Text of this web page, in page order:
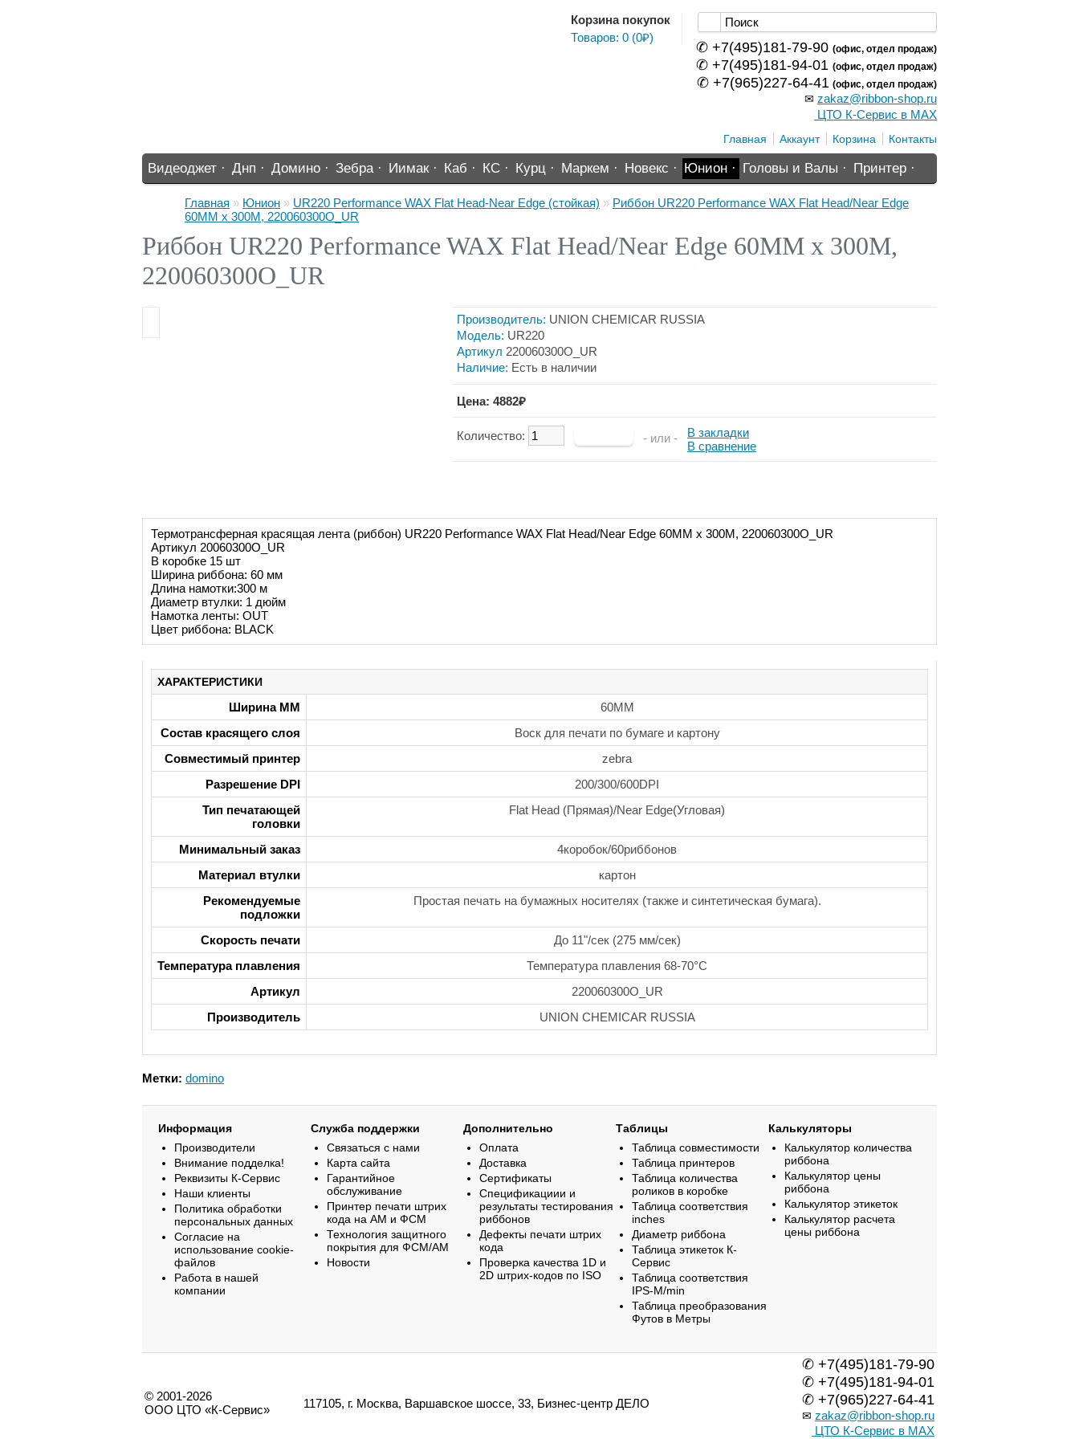
Корзина покупок
Товаров: 0 (0₽)
✆ +7(495)181-79-90 (офис, отдел продаж)
✆ +7(495)181-94-01 (офис, отдел продаж)
✆ +7(965)227-64-41 (офис, отдел продаж)
✉ zakaz@ribbon-shop.ru
ЦТО К-Сервис в MAX
Главная Аккаунт Корзина Контакты
Видеоджет · Днп · Домино · Зебра · Иимак · Каб · КС · Курц · Маркем · Новекс · Юнион · Головы и Валы · Принтер ·
Главная » Юнион » UR220 Performance WAX Flat Head-Near Edge (стойкая) » Риббон UR220 Performance WAX Flat Head/Near Edge
60MM x 300M, 220060300О_UR
Риббон UR220 Performance WAX Flat Head/Near Edge 60MM x 300M,
220060300О_UR
Производитель: UNION CHEMICAR RUSSIA
Модель: UR220
Артикул 220060300О_UR
Наличие: Есть в наличии
Цена: 4882₽
Количество: - или - В закладки
В сравнение
Термотрансферная красящая лента (риббон) UR220 Performance WAX Flat Head/Near Edge 60MM x 300M, 220060300О_UR
Артикул 20060300О_UR
В коробке 15 шт
Ширина риббона: 60 мм
Длина намотки:300 м
Диаметр втулки: 1 дюйм
Намотка ленты: OUT
Цвет риббона: BLACK
ХАРАКТЕРИСТИКИ
Ширина ММ
60ММ
Состав красящего слоя
Воск для печати по бумаге и картону
Совместимый принтер
zebra
Разрешение DPI
200/300/600DPI
Тип печатающей
головки
Flat Head (Прямая)/Near Edge(Угловая)
Минимальный заказ
4коробок/60риббонов
Материал втулки
картон
Рекомендуемые
подложки
Простая печать на бумажных носителях (также и синтетическая бумага).
Скорость печати
До 11"/сек (275 мм/сек)
Температура плавления
Температура плавления 68-70°C
Артикул
220060300О_UR
Производитель
UNION CHEMICAR RUSSIA
Метки: domino
Информация
Производители
Внимание подделка!
Реквизиты К-Сервис
Наши клиенты
Политика обработки
персональных данных
Согласие на
использование cookie-
файлов
Работа в нашей
компании
Служба поддержки
Связаться с нами
Карта сайта
Гарантийное
обслуживание
Принтер печати штрих
кода на АМ и ФСМ
Технология защитного
покрытия для ФСМ/АМ
Новости
Дополнительно
Оплата
Доставка
Сертификаты
Спецификациии и
результаты тестирования
риббонов
Дефекты печати штрих
кода
Проверка качества 1D и
2D штрих-кодов по ISO
Таблицы
Таблица совместимости
Таблица принтеров
Таблица количества
роликов в коробке
Таблица соответствия
inches
Диаметр риббона
Таблица этикеток К-
Сервис
Таблица соответствия
IPS-M/min
Таблица преобразования
Футов в Метры
Калькуляторы
Калькулятор количества
риббона
Калькулятор цены
риббона
Калькулятор этикеток
Калькулятор расчета
цены риббона
© 2001-2026
ООО ЦТО «К-Сервис»
117105, г. Москва, Варшавское шоссе, 33, Бизнес-центр ДЕЛО
✆ +7(495)181-79-90
✆ +7(495)181-94-01
✆ +7(965)227-64-41
✉ zakaz@ribbon-shop.ru
ЦТО К-Сервис в MAX